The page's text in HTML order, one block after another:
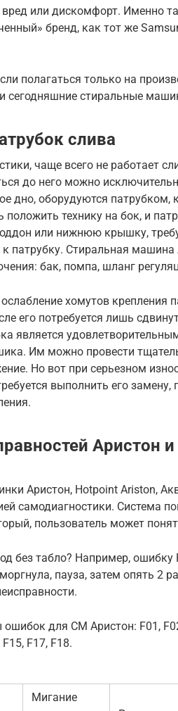
или дискомфорт. Именно
бренд, как тот же
полагаться только на
сегодняшние стиральные
слива
чаще всего не работает
до него можно
дно, оборудуются патрубком,
положить технику на бок, и
или нижнюю крышку,
к патрубку. Стиральная
бак, помпа, шланг
хомутов крепления
его потребуется лишь
является
Им можно провести
Но вот при серьезном
выполнить его замену,
Аристон
Аристон, Hotpoint Ariston,
самодиагностики. Система
пользователь может
без табло? Например,
пауза, затем опять 2
для СМ Аристон: F01,
F17, F18.
Мигание